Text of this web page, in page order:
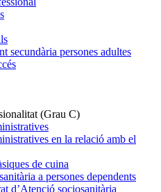
secundària persones adultes
(Grau C)
en la relació amb el
de cuina
a persones dependents
d’Atenció sociosanitària